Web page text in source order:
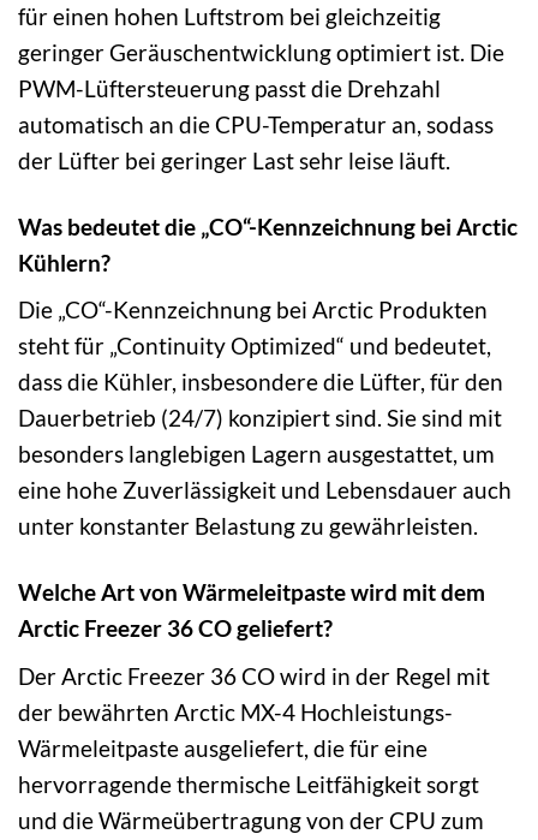
für einen hohen Luftstrom bei gleichzeitig
geringer Geräuschentwicklung optimiert ist. Die
PWM-Lüftersteuerung passt die Drehzahl
automatisch an die CPU-Temperatur an, sodass
der Lüfter bei geringer Last sehr leise läuft.
Was bedeutet die „CO“-Kennzeichnung bei Arctic
Kühlern?
Die „CO“-Kennzeichnung bei Arctic Produkten
steht für „Continuity Optimized“ und bedeutet,
dass die Kühler, insbesondere die Lüfter, für den
Dauerbetrieb (24/7) konzipiert sind. Sie sind mit
besonders langlebigen Lagern ausgestattet, um
eine hohe Zuverlässigkeit und Lebensdauer auch
unter konstanter Belastung zu gewährleisten.
Welche Art von Wärmeleitpaste wird mit dem
Arctic Freezer 36 CO geliefert?
Der Arctic Freezer 36 CO wird in der Regel mit
der bewährten Arctic MX-4 Hochleistungs-
Wärmeleitpaste ausgeliefert, die für eine
hervorragende thermische Leitfähigkeit sorgt
und die Wärmeübertragung von der CPU zum